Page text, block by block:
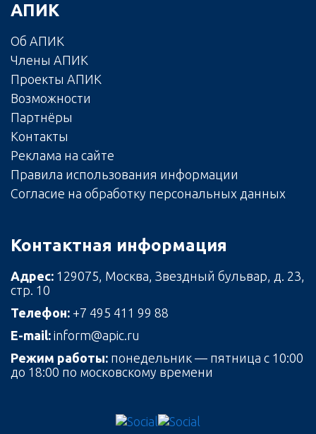
АПИК
Об АПИК
Члены АПИК
Проекты АПИК
Возможности
Партнёры
Контакты
Реклама на сайте
Правила использования информации
Согласие на обработку персональных данных
Контактная информация
Адрес: 129075, Москва, Звездный бульвар, д. 23,
стр. 10
Телефон: +7 495 411 99 88
E-mail: inform@apic.ru
Режим работы: понедельник — пятница с 10:00
до 18:00 по московскому времени